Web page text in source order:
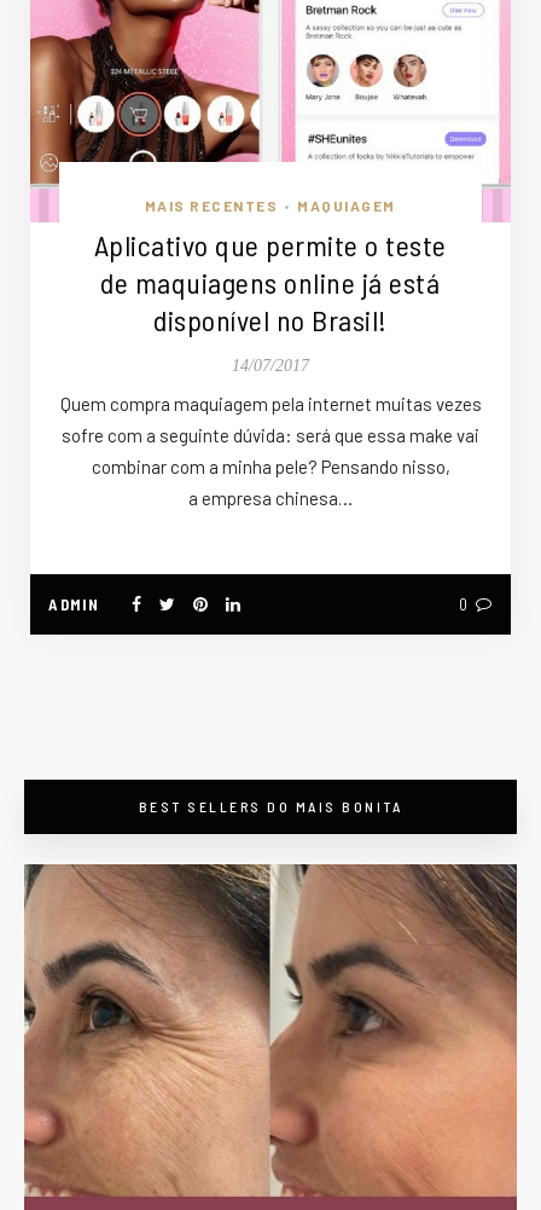
MAIS RECENTES • MAQUIAGEM
Aplicativo que permite o teste
de maquiagens online já está
disponível no Brasil!
14/07/2017
Quem compra maquiagem pela internet muitas vezes
sofre com a seguinte dúvida: será que essa make vai
combinar com a minha pele? Pensando nisso,
a empresa chinesa…
ADMIN 0
BEST SELLERS DO MAIS BONITA